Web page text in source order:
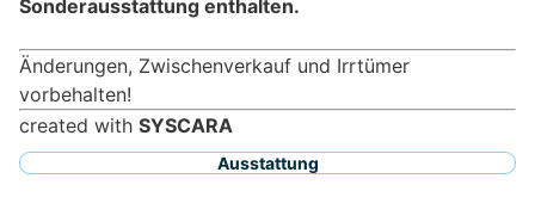
Ausstattung
Sonderausstattung enthalten.
Änderungen, Zwischenverkauf und Irrtümer
vorbehalten!
created with SYSCARA